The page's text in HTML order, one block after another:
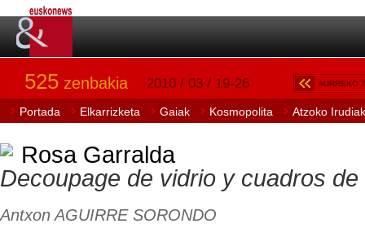
525 zenbakia 2010 / 03 / 19-26 AURREKO
Portada Elkarrizketa Gaiak Kosmopolita Atzoko Irudiak
Rosa Garralda
Decoupage de vidrio y cuadros de
Antxon AGUIRRE SORONDO